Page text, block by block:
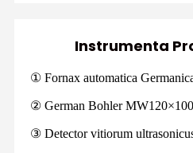
Instrumenta
① Fornax automatica
② German Bohler
③ Detector vitiorum